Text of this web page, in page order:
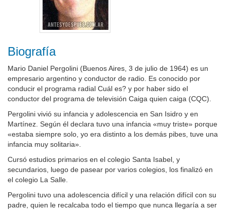
Biografía
Mario Daniel Pergolini (Buenos Aires, 3 de julio de 1964) es un
empresario argentino y conductor de radio. Es conocido por
conducir el programa radial Cuál es? y por haber sido el
conductor del programa de televisión Caiga quien caiga (CQC).
Pergolini vivió su infancia y adolescencia en San Isidro y en
Martínez. Según él declara tuvo una infancia «muy triste» porque
«estaba siempre solo, yo era distinto a los demás pibes, tuve una
infancia muy solitaria».
Cursó estudios primarios en el colegio Santa Isabel, y
secundarios, luego de pasear por varios colegios, los finalizó en
el colegio La Salle.
Pergolini tuvo una adolescencia difícil y una relación difícil con su
padre, quien le recalcaba todo el tiempo que nunca llegaría a ser